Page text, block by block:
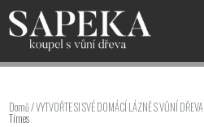
Domů/VYTVOŘTE SI SVÉ DOMÁCÍ LÁZNĚ S VŮNÍ DŘEVA
Times